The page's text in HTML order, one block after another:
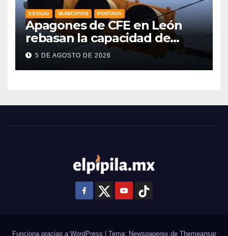
ESTADO MUNICIPIOS PORTADA
Apagones de CFE en León
rebasan la capacidad de
respaldo en red de
semáforos
5 DE AGOSTO DE 2026
Funciona gracias a WordPress Tema: Newspaperex de Themeansar